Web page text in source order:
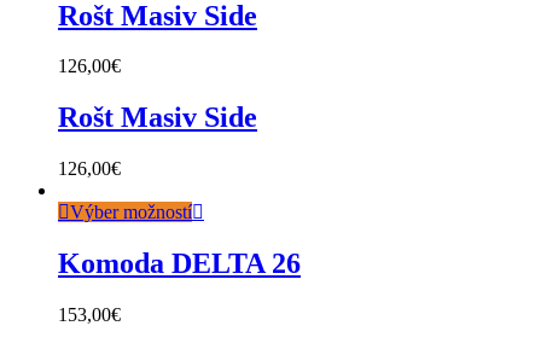
Rošt Masiv Side
126,00€
Rošt Masiv Side
126,00€
Výber možností
Komoda DELTA 26
153,00€